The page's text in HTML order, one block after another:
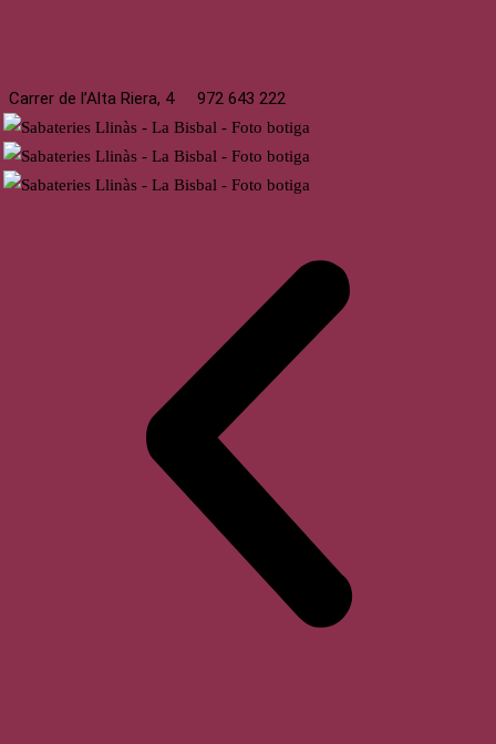
Carrer de l’Alta Riera, 4 972 643 222